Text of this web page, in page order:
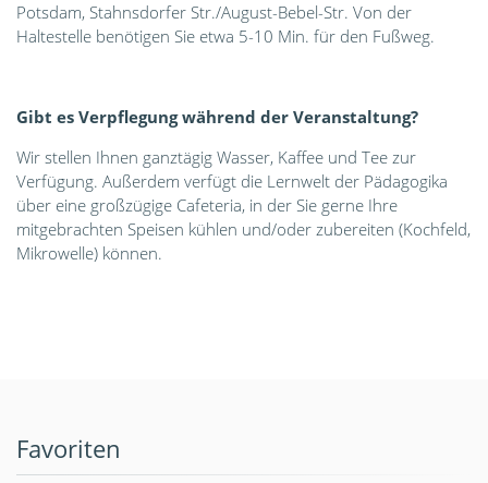
Potsdam, Stahnsdorfer Str./August-Bebel-Str. Von der
Haltestelle benötigen Sie etwa 5-10 Min. für den Fußweg.
Gibt es Verpflegung während der Veranstaltung?
Wir stellen Ihnen ganztägig Wasser, Kaffee und Tee zur
Verfügung. Außerdem verfügt die Lernwelt der Pädagogika
über eine großzügige Cafeteria, in der Sie gerne Ihre
mitgebrachten Speisen kühlen und/oder zubereiten (Kochfeld,
Mikrowelle) können.
Favoriten